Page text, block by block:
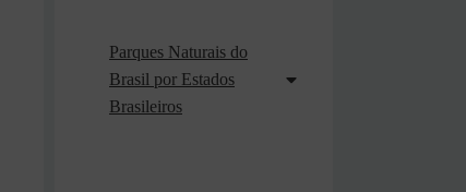
Parques Naturais do
Brasil por Estados
Brasileiros